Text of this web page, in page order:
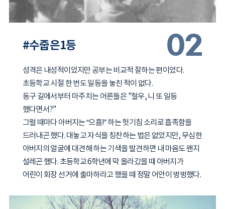
02
#수줍은1등
성격은 내성적이었지만 공부는 비교적 잘하는 편이었다.
초등학교 시절 한 번도 일등을 놓친 적이 없다.
동구 길에서부터 마주치는 어른들은 "철우, 니 또 일등
했다면서?"
그럴 때마다 아버지는 “으흠!” 하는 헛기침 소리로 흡족함을
드러내곤 했다. 대놓고 자식을 칭찬하는 법은 없었지만, 무심한
아버지의 얼굴에 대견해 하는 기색을 발견하면 내 마음도 왠지
설레곤 했다. 초등학교 6학년에 막 올라갔을 때 아버지가
어린이 회장 선거에 출마하라고 했을 때 정말 어안이 벙벙했다.